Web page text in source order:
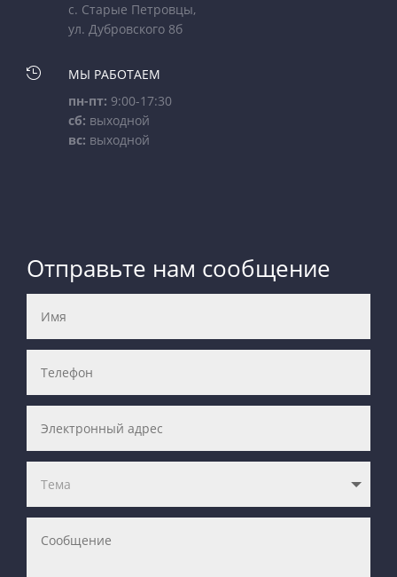
с. Старые Петровцы,
ул. Дубровского 8б

МЫ РАБОТАЕМ
пн-пт: 9:00-17:30
сб: выходной
вс: выходной
Отправьте нам сообщение